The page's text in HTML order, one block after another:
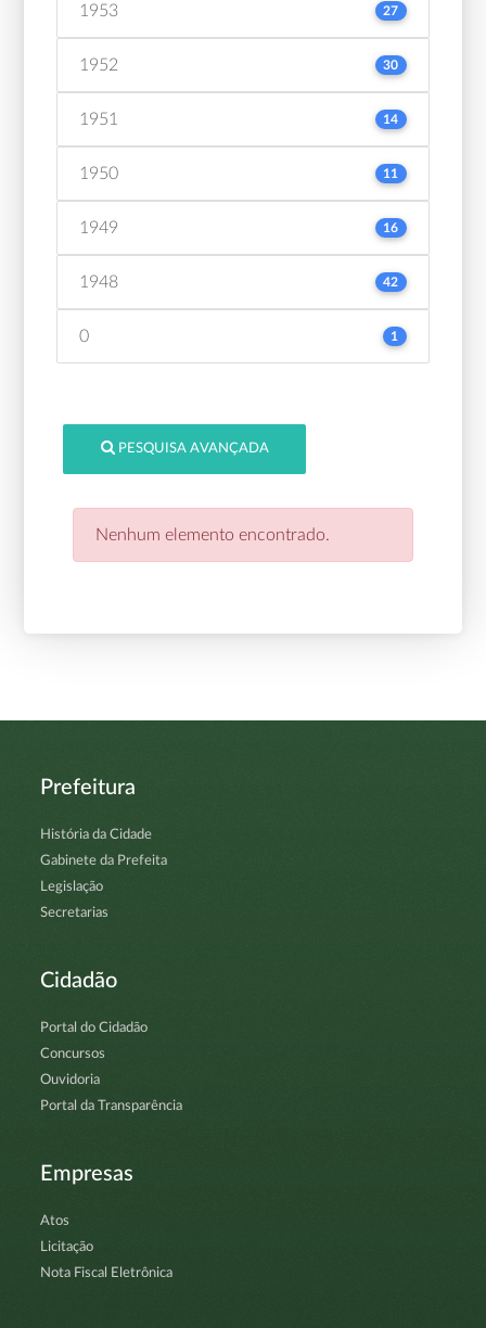
1953 27
1952 30
1951 14
1950 11
1949 16
1948 42
0 1
PESQUISA AVANÇADA
Nenhum elemento encontrado.
Prefeitura
História da Cidade
Gabinete da Prefeita
Legislação
Secretarias
Cidadão
Portal do Cidadão
Concursos
Ouvidoria
Portal da Transparência
Empresas
Atos
Licitação
Nota Fiscal Eletrônica